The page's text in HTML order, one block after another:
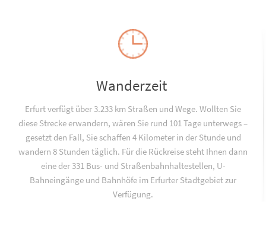
Wanderzeit
Erfurt verfügt über 3.233 km Straßen und Wege. Wollten Sie
diese Strecke erwandern, wären Sie rund 101 Tage unterwegs –
gesetzt den Fall, Sie schaffen 4 Kilometer in der Stunde und
wandern 8 Stunden täglich. Für die Rückreise steht Ihnen dann
eine der 331 Bus- und Straßenbahnhaltestellen, U-
Bahneingänge und Bahnhöfe im Erfurter Stadtgebiet zur
Verfügung.